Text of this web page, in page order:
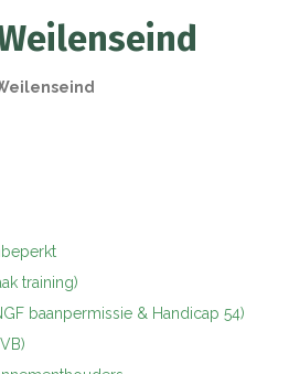
training)
baanpermissie & Handicap 54)